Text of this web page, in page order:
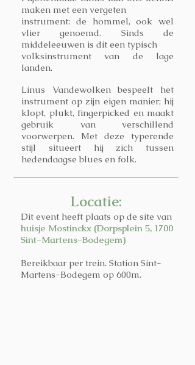
maken met een vergeten
instrument: de hommel, ook wel
vlier genoemd. Sinds de
middeleeuwen is dit een typisch
volksinstrument van de lage
landen.
Linus Vandewolken bespeelt het
instrument op zijn eigen manier; hij
klopt, plukt, fingerpicked en maakt
gebruik van verschillend
voorwerpen. Met deze typerende
stijl situeert hij zich tussen
hedendaagse blues en folk.
Locatie:
Dit event heeft plaats op de site van
huisje Mostinckx (Dorpsplein 5, 1700
Sint-Martens-Bodegem)
Bereikbaar per trein. Station Sint-
Martens-Bodegem op 600m.